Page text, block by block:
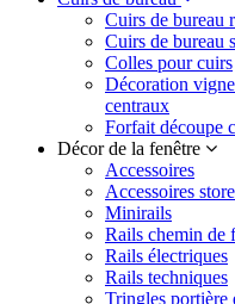
Cuirs de bureau
Cuirs de bureau
Colles pour cuirs
Décoration
centraux
Forfait découpe
Décor de la fenêtre
Accessoires
Accessoires
Minirails
Rails chemin de
Rails électriques
Rails techniques
Tringles portière